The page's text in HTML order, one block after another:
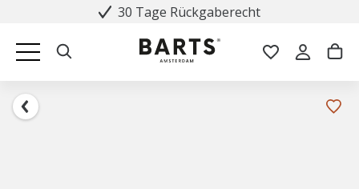
30 Tage Rückgaberecht